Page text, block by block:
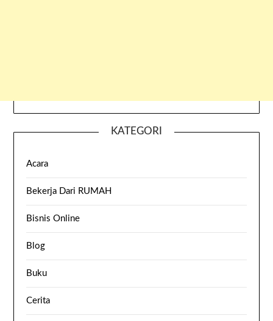
KATEGORI
Acara
Bekerja Dari RUMAH
Bisnis Online
Blog
Buku
Cerita